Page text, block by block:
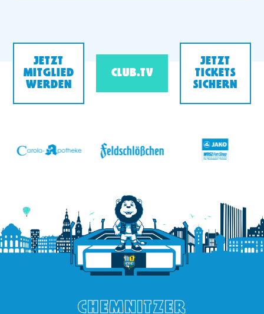
JETZT
MITGLIED
WERDEN
CLUB.TV
JETZT
TICKETS
SICHERN
CHEMNITZER